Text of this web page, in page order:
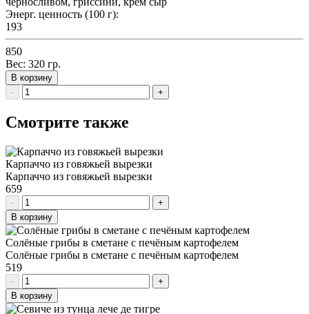
Энерг. ценность (100 г):
193
850
Вес: 320 гр.
В корзину
-
+
Смотрите также
Карпаччо из говяжьей вырезки
Карпаччо из говяжьей вырезки
659
-
+
В корзину
Солёные грибы в сметане с печёным картофелем
Солёные грибы в сметане с печёным картофелем
519
-
+
В корзину